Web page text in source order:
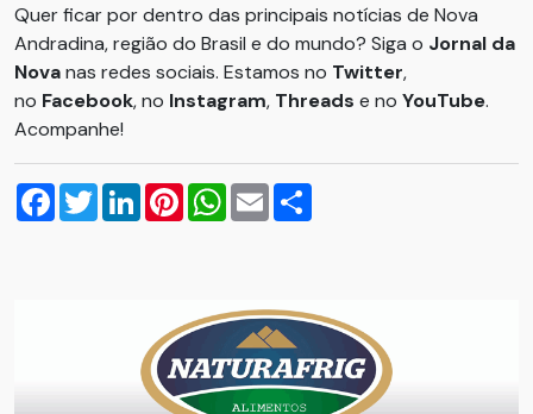
Quer ficar por dentro das principais notícias de Nova
Andradina, região do Brasil e do mundo? Siga o Jornal da
Novanas redes sociais. Estamos no Twitter,
no Facebook, no Instagram, Threads e no YouTube.
Acompanhe!
Facebook
TwitterLinkedInPinterestWhatsApp
Email